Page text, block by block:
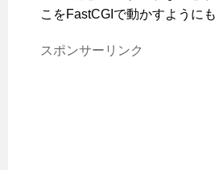
こをFastCGIで動かすようにも
スポンサーリンク